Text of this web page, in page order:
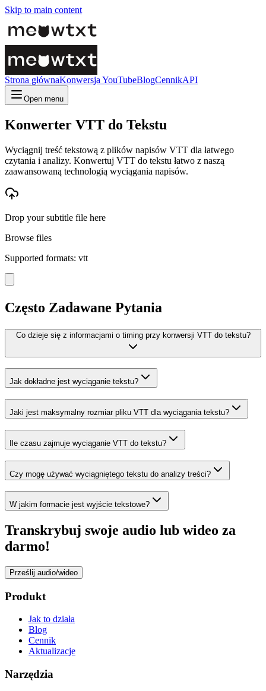
Skip to main content
Strona głównaKonwersja YouTubeBlogCennikAPI
Open menu
Konwerter VTT do Tekstu
Wyciągnij treść tekstową z plików napisów VTT dla łatwego
czytania i analizy. Konwertuj VTT do tekstu łatwo z naszą
zaawansowaną technologią wyciągania napisów.
Drop your subtitle file here
Browse files
Supported formats: vtt
Często Zadawane Pytania
Co dzieje się z informacjami o timing przy konwersji VTT do tekstu?
Jak dokładne jest wyciąganie tekstu?
Jaki jest maksymalny rozmiar pliku VTT dla wyciągania tekstu?
Ile czasu zajmuje wyciąganie VTT do tekstu?
Czy mogę używać wyciągniętego tekstu do analizy treści?
W jakim formacie jest wyjście tekstowe?
Transkrybuj swoje audio lub wideo za
darmo!
Prześlij audio/wideo
Produkt
Jak to działa
Blog
Cennik
Aktualizacje
Narzędzia